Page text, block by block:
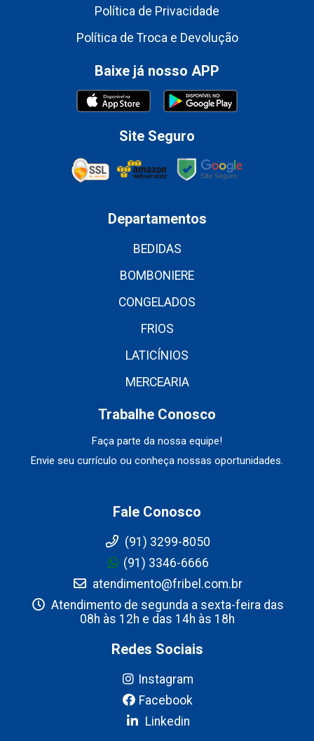
Política de Privacidade
Política de Troca e Devolução
Baixe já nosso APP
Site Seguro
Departamentos
BEDIDAS
BOMBONIERE
CONGELADOS
FRIOS
LATICÍNIOS
MERCEARIA
Trabalhe Conosco
Faça parte da nossa equipe!
Envie seu currículo ou conheça nossas oportunidades.
Fale Conosco
(91) 3299-8050
(91) 3346-6666
atendimento@fribel.com.br
Atendimento de segunda a sexta-feira das
08h às 12h e das 14h às 18h
Redes Sociais
Instagram
Facebook
Linkedin